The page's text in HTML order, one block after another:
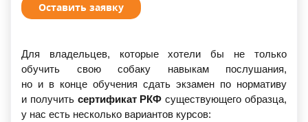
Оставить заявку
Для владельцев, которые хотели бы не только
обучить свою собаку навыкам послушания,
но и в конце обучения сдать экзамен по нормативу
и получить сертификат РКФ существующего образца,
у нас есть несколько вариантов курсов: